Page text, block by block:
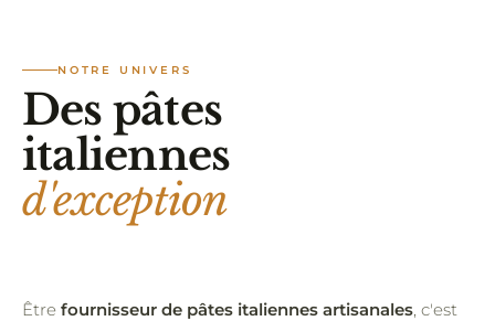
NOTRE UNIVERS
Des pâtes
italiennes
d'exception
Être fournisseur de pâtes italiennes artisanales, c'est